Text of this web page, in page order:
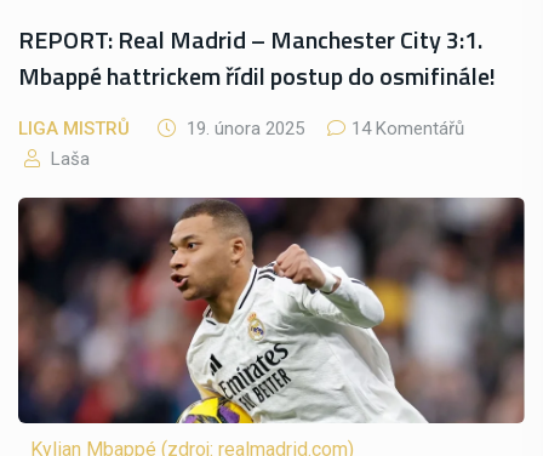
REPORT: Real Madrid – Manchester City 3:1.
Mbappé hattrickem řídil postup do osmifinále!
LIGA MISTRŮ 19. února 2025
14 Komentářů
Laša
Kylian Mbappé (zdroj: realmadrid.com)